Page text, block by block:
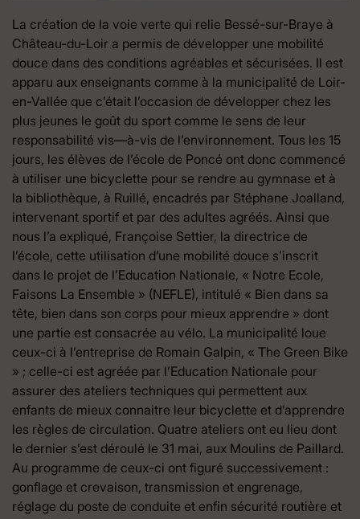
La création de la voie verte qui relie Bessé-sur-Braye à
Château-du-Loir a permis de développer une mobilité
douce dans des conditions agréables et sécurisées. Il est
apparu aux enseignants comme à la municipalité de Loir-
en-Vallée que c’était l’occasion de développer chez les
plus jeunes le goût du sport comme le sens de leur
responsabilité vis—à-vis de l’environnement. Tous les 15
jours, les élèves de l’école de Poncé ont donc commencé
à utiliser une bicyclette pour se rendre au gymnase et à
la bibliothèque, à Ruillé, encadrés par Stéphane Joalland,
intervenant sportif et par des adultes agréés. Ainsi que
nous l’a expliqué, Françoise Settier, la directrice de
l’école, cette utilisation d’une mobilité douce s’inscrit
dans le projet de l’Education Nationale, « Notre Ecole,
Faisons La Ensemble » (NEFLE), intitulé « Bien dans sa
tête, bien dans son corps pour mieux apprendre » dont
une partie est consacrée au vélo. La municipalité loue
ceux-ci à l’entreprise de Romain Galpin, « The Green Bike
» ; celle-ci est agréée par l’Education Nationale pour
assurer des ateliers techniques qui permettent aux
enfants de mieux connaitre leur bicyclette et d’apprendre
les règles de circulation. Quatre ateliers ont eu lieu dont
le dernier s’est déroulé le 31 mai, aux Moulins de Paillard.
Au programme de ceux-ci ont figuré successivement :
gonflage et crevaison, transmission et engrenage,
réglage du poste de conduite et enfin sécurité routière et